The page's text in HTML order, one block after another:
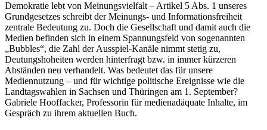
Demokratie lebt von Meinungsvielfalt – Artikel 5 Abs. 1 unseres
Grundgesetzes schreibt der Meinungs- und Informationsfreiheit
zentrale Bedeutung zu. Doch die Gesellschaft und damit auch die
Medien befinden sich in einem Spannungsfeld von sogenannten
„Bubbles“, die Zahl der Ausspiel-Kanäle nimmt stetig zu,
Deutungshoheiten werden hinterfragt bzw. in immer kürzeren
Abständen neu verhandelt. Was bedeutet das für unsere
Mediennutzung – und für wichtige politische Ereignisse wie die
Landtagswahlen in Sachsen und Thüringen am 1. September?
Gabriele Hooffacker, Professorin für medienadäquate Inhalte, im
Gespräch zu ihrem aktuellen Buch.